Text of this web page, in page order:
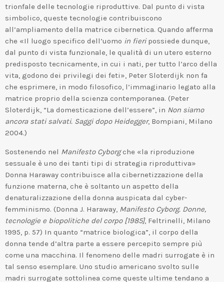
trionfale delle tecnologie riproduttive. Dal punto di vista
simbolico, queste tecnologie contribuiscono
all’ampliamento della matrice cibernetica. Quando afferma
che «Il luogo specifico dell’uomo in fieripossiede dunque,
dal punto di vista funzionale, le qualità di un utero esterno
predisposto tecnicamente, in cui i nati, per tutto l’arco della
vita, godono dei privilegi dei feti», Peter Sloterdijk non fa
che esprimere, in modo filosofico, l’immaginario legato alla
matrice proprio della scienza contemporanea. (Peter
Sloterdijk, “La domesticazione dell’essere”, in Non siamo
ancora stati salvati. Saggi dopo Heidegger, Bompiani, Milano
2004.)
Sostenendo nel Manifesto Cyborgche «la riproduzione
sessuale è uno dei tanti tipi di strategia riproduttiva»
Donna Haraway contribuisce alla cibernetizzazione della
funzione materna, che è soltanto un aspetto della
denaturalizzazione della donna auspicata dal cyber-
femminismo. (Donna J. Haraway, Manifesto Cyborg. Donne,
tecnologie e biopolitiche del corpo [1985], Feltrinelli, Milano
1995, p. 57) In quanto “matrice biologica”, il corpo della
donna tende d’altra parte a essere percepito sempre più
come una macchina. Il fenomeno delle madri surrogate è in
tal senso esemplare. Uno studio americano svolto sulle
madri surrogate sottolinea come queste ultime tendano a